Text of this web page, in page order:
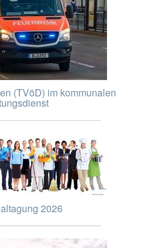
(TVöD) im kommunalen
2026